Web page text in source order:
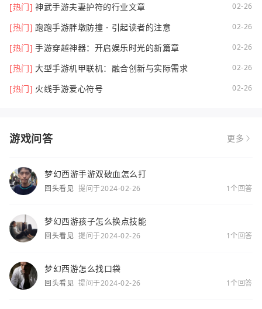
[热门] 神武手游夫妻护符的行业文章 02-26
[热门] 跑跑手游胖墩防撞 - 引起读者的注意 02-26
[热门] 手游穿越神器：开启娱乐时光的新篇章 02-26
[热门] 大型手游机甲联机：融合创新与实际需求 02-26
[热门] 火线手游爱心符号 02-26
游戏问答 更多
梦幻西游手游双破血怎么打
回头看见 提问于2024-02-26 1个回答
梦幻西游孩子怎么换点技能
回头看见 提问于2024-02-26 1个回答
梦幻西游怎么找口袋
回头看见 提问于2024-02-26 1个回答